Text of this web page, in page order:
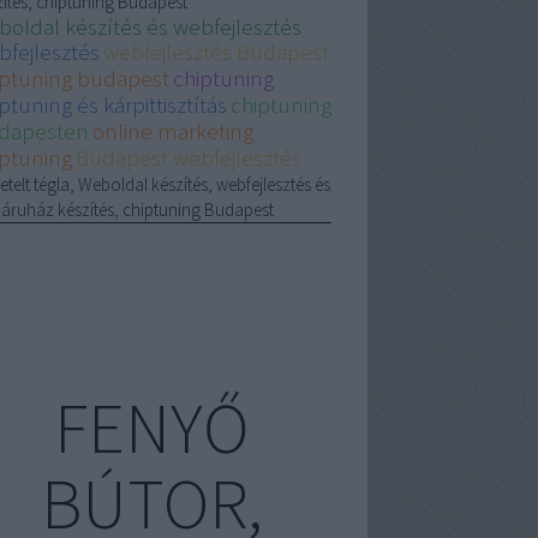
készítés és webfejlesztés
webfejlesztés Budapest
budapestchiptuning
és kárpittisztítás chiptuning
online marketing
Budapest webfejlesztés
tégla, Weboldal készítés, webfejlesztés és
készítés, chiptuning Budapest
FENYŐ
BÚTOR,